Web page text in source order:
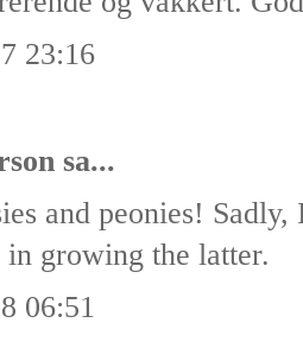
23:16
sa...
and peonies! Sadly,
in growing the latter.
06:51